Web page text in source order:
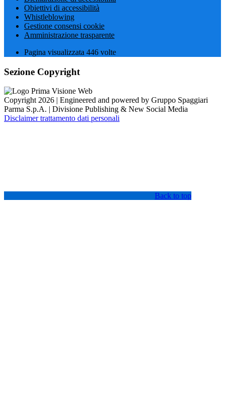
Obiettivi di accessibilità
Whistleblowing
Gestione consensi cookie
Amministrazione trasparente
Pagina visualizzata 446 volte
Sezione Copyright
Copyright 2026 | Engineered and powered by Gruppo Spaggiari
Parma S.p.A. | Divisione Publishing & New Social Media
Disclaimer trattamento dati personali
Back to top